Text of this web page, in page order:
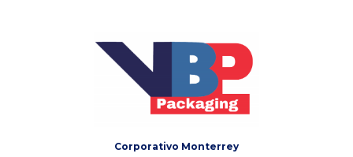
Corporativo Monterrey